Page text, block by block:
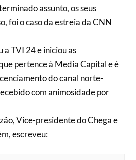
assunto, os seus
foi o caso da estreia da CNN
a TVI 24 e iniciou as
pertence à Media Capital e é
do canal norte-
com animosidade por
Vice-presidente do Chega e
escreveu: